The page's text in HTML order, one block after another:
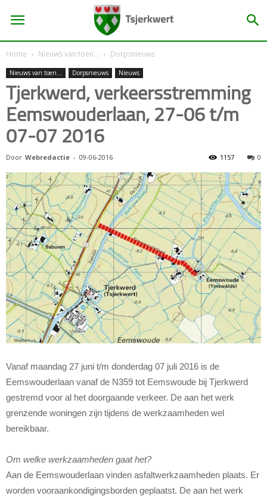
Home Nieuws van toen... Dorpsnieuws
Nieuws van toen... Dorpsnieuws Nieuws
Tjerkwerd, verkeersstremming
Eemswouderlaan, 27-06 t/m
07-07 2016
Door Webredactie - 09-06-2016 0
1157
Vanaf maandag 27 juni t/m donderdag 07 juli 2016 is de
Eemswouderlaan vanaf de N359 tot Eemswoude bij Tjerkwerd
gestremd voor al het doorgaande verkeer. De aan het werk
grenzende woningen zijn tijdens de werkzaamheden wel
bereikbaar.
Om welke werkzaamheden gaat het?
Aan de Eemswouderlaan vinden asfaltwerkzaamheden plaats. Er
worden vooraankondigingsborden geplaatst. De aan het werk